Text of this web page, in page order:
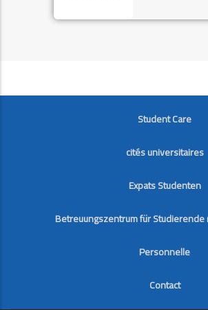
FOOTER
Student Care
cités universitaires
Expats Studenten
Betreuungszentrum für
Personnelle
Contact